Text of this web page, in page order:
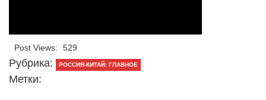
Post Views: 529
Рубрика: РОССИЯ-КИТАЙ: ГЛАВНОЕ
Метки: